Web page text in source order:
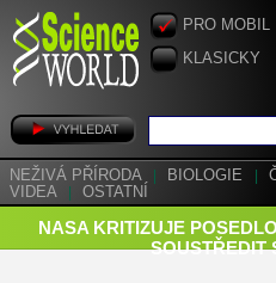
PRO MOBIL
KLASICKY
NEŽIVÁ PŘÍRODA BIOLOGIE
VIDEA
OSTATNÍ
NASA KRITIZUJE
SOUSTŘEDIT